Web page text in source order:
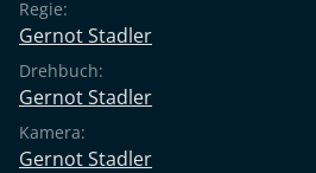
Regie:
Gernot Stadler
Drehbuch:
Gernot Stadler
Kamera:
Gernot Stadler